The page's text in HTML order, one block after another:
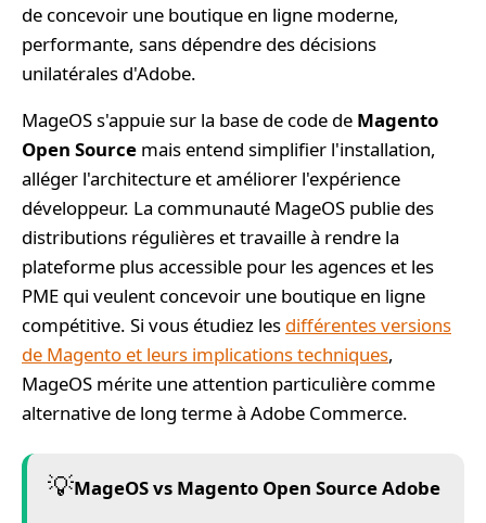
de concevoir une boutique en ligne moderne,
performante, sans dépendre des décisions
unilatérales d'Adobe.
MageOS s'appuie sur la base de code de Magento
Open Source mais entend simplifier l'installation,
alléger l'architecture et améliorer l'expérience
développeur. La communauté MageOS publie des
distributions régulières et travaille à rendre la
plateforme plus accessible pour les agences et les
PME qui veulent concevoir une boutique en ligne
compétitive. Si vous étudiez les différentes versions
de Magento et leurs implications techniques,
MageOS mérite une attention particulière comme
alternative de long terme à Adobe Commerce.
💡MageOS vs Magento Open Source Adobe